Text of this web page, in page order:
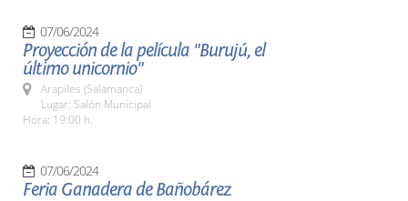
07/06/2024
Proyección de la película "Burujú, el
último unicornio"
Arapiles (Salamanca)
Lugar: Salón Municipal
Hora: 19:00 h.
07/06/2024
Feria Ganadera de Bañobárez